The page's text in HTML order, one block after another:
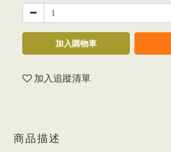
加入購物車
加入追蹤清單
商品描述